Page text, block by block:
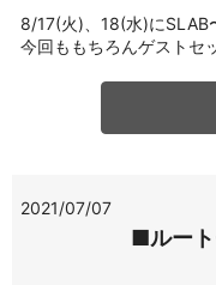
8/17(火)、18(水)にSLAB
今回ももちろんゲストセ
2021/07/07
■ルー